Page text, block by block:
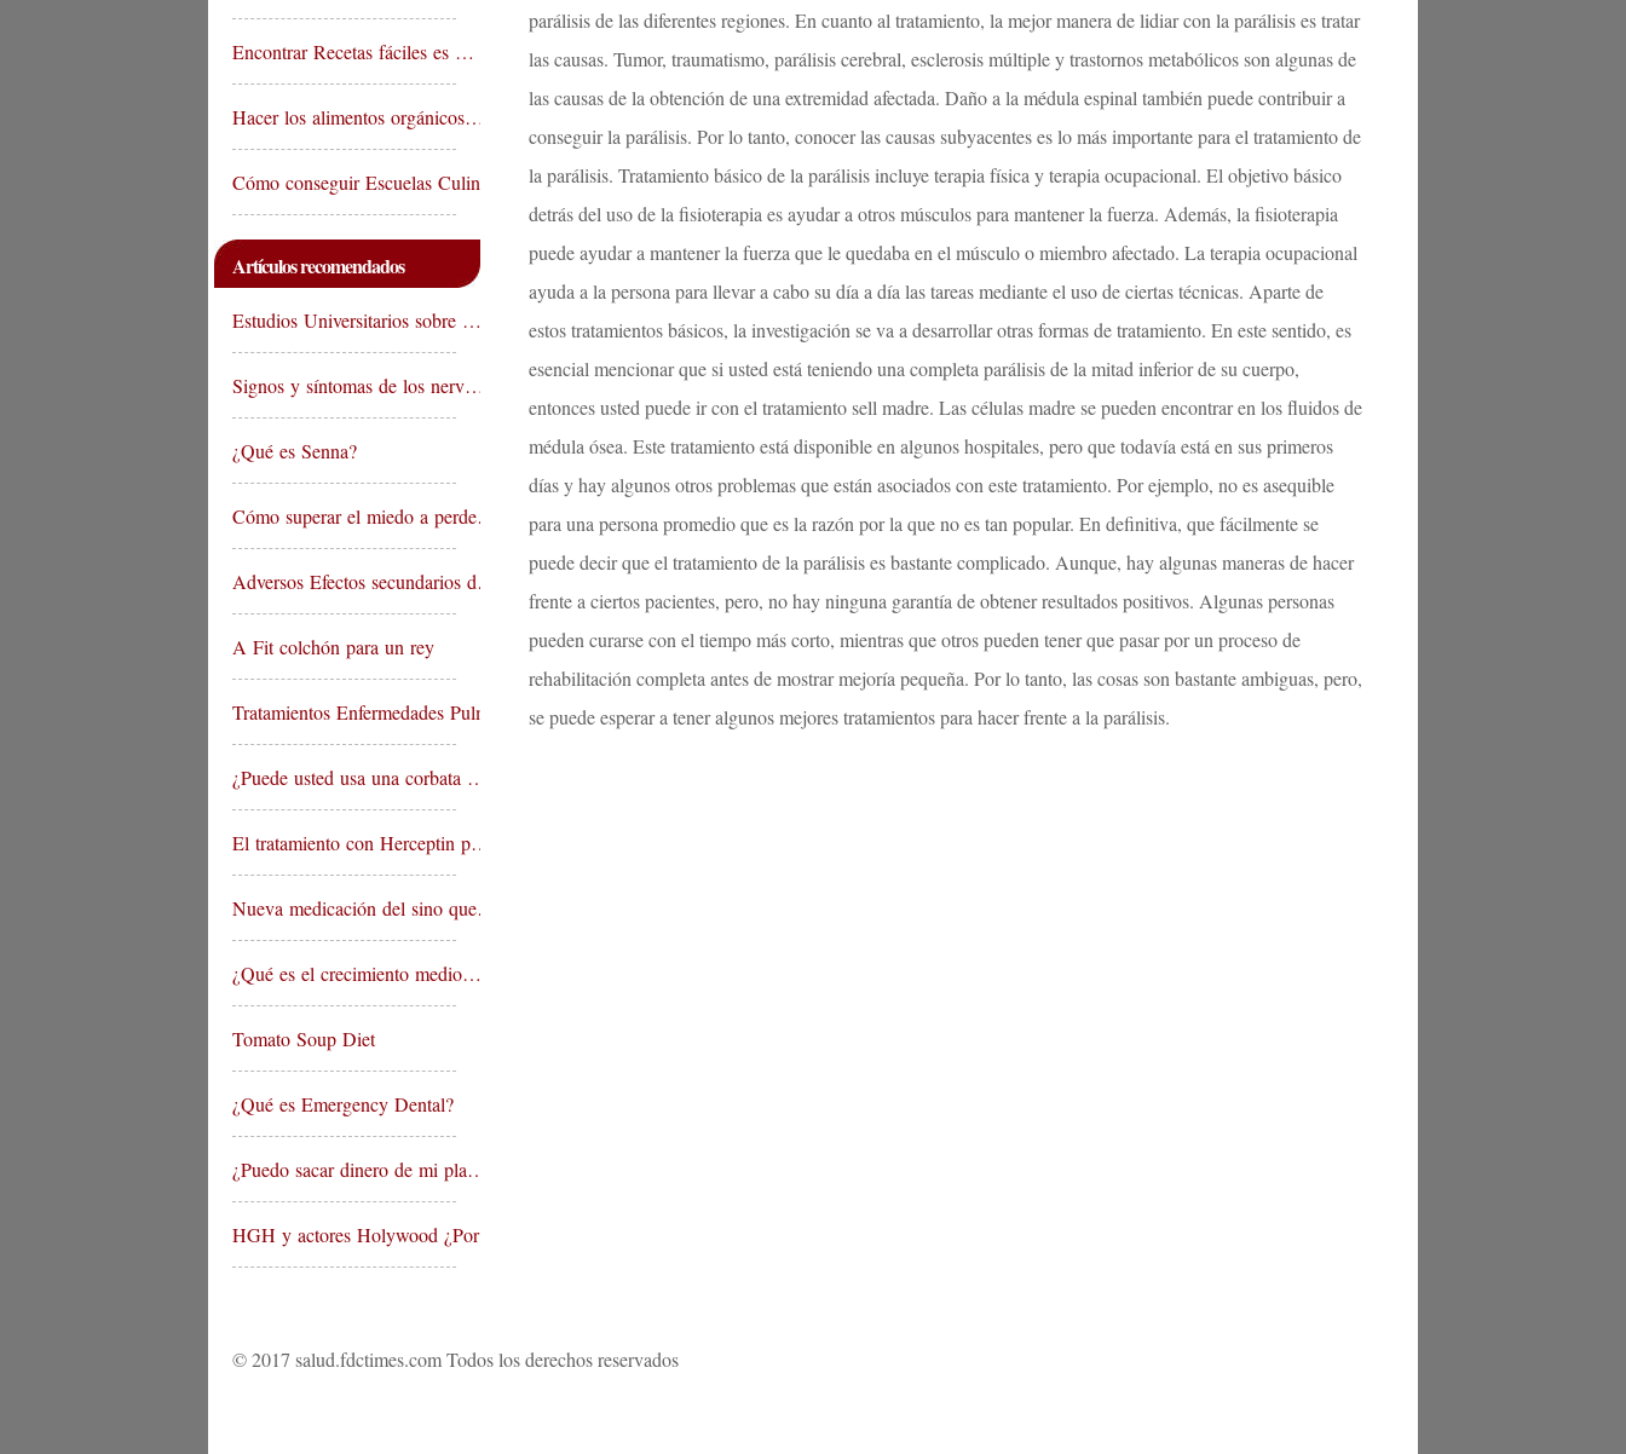
Encontrar Recetas fáciles es …
Hacer los alimentos orgánicos…
Cómo conseguir Escuelas Culin…
Artículos recomendados
Estudios Universitarios sobre …
Signos y síntomas de los nerv…
¿Qué es Senna?
Cómo superar el miedo a perde…
Adversos Efectos secundarios d…
A Fit colchón para un rey
Tratamientos Enfermedades Pulm…
¿Puede usted usa una corbata …
El tratamiento con Herceptin p…
Nueva medicación del sino que…
¿Qué es el crecimiento medio…
Tomato Soup Diet
¿Qué es Emergency Dental?
¿Puedo sacar dinero de mi pla…
HGH y actores Holywood ¿Por q…
parálisis de las diferentes regiones. En cuanto al tratamiento, la mejor manera de lidiar con la parálisis es tratar
las causas. Tumor, traumatismo, parálisis cerebral, esclerosis múltiple y trastornos metabólicos son algunas de
las causas de la obtención de una extremidad afectada. Daño a la médula espinal también puede contribuir a
conseguir la parálisis. Por lo tanto, conocer las causas subyacentes es lo más importante para el tratamiento de
la parálisis. Tratamiento básico de la parálisis incluye terapia física y terapia ocupacional. El objetivo básico
detrás del uso de la fisioterapia es ayudar a otros músculos para mantener la fuerza. Además, la fisioterapia
puede ayudar a mantener la fuerza que le quedaba en el músculo o miembro afectado. La terapia ocupacional
ayuda a la persona para llevar a cabo su día a día las tareas mediante el uso de ciertas técnicas. Aparte de
estos tratamientos básicos, la investigación se va a desarrollar otras formas de tratamiento. En este sentido, es
esencial mencionar que si usted está teniendo una completa parálisis de la mitad inferior de su cuerpo,
entonces usted puede ir con el tratamiento sell madre. Las células madre se pueden encontrar en los fluidos de
médula ósea. Este tratamiento está disponible en algunos hospitales, pero que todavía está en sus primeros
días y hay algunos otros problemas que están asociados con este tratamiento. Por ejemplo, no es asequible
para una persona promedio que es la razón por la que no es tan popular. En definitiva, que fácilmente se
puede decir que el tratamiento de la parálisis es bastante complicado. Aunque, hay algunas maneras de hacer
frente a ciertos pacientes, pero, no hay ninguna garantía de obtener resultados positivos. Algunas personas
pueden curarse con el tiempo más corto, mientras que otros pueden tener que pasar por un proceso de
rehabilitación completa antes de mostrar mejoría pequeña. Por lo tanto, las cosas son bastante ambiguas, pero,
se puede esperar a tener algunos mejores tratamientos para hacer frente a la parálisis.
© 2017 salud.fdctimes.com Todos los derechos reservados